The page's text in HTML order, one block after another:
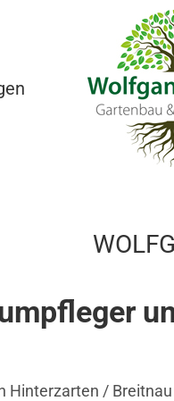
Hinterzarten /